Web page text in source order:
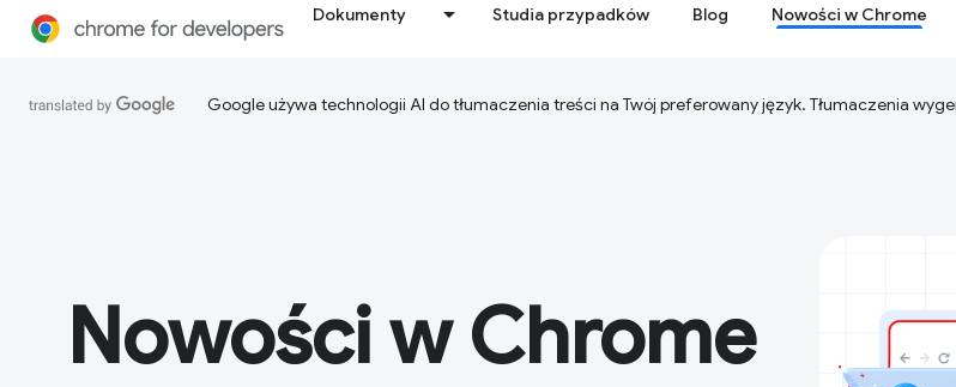
Dokumenty Studia przypadków Blog Nowości w Chrome
Google używa technologii AI do tłumaczenia treści na Twój preferowany język. Tłumaczenia
Nowości w Chrome